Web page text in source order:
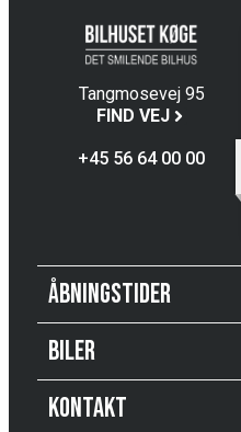
Tangmosevej 95
4600 Køge
FIND VEJ
+45 56 64 00 00
Åbningstider
Biler
Kontakt